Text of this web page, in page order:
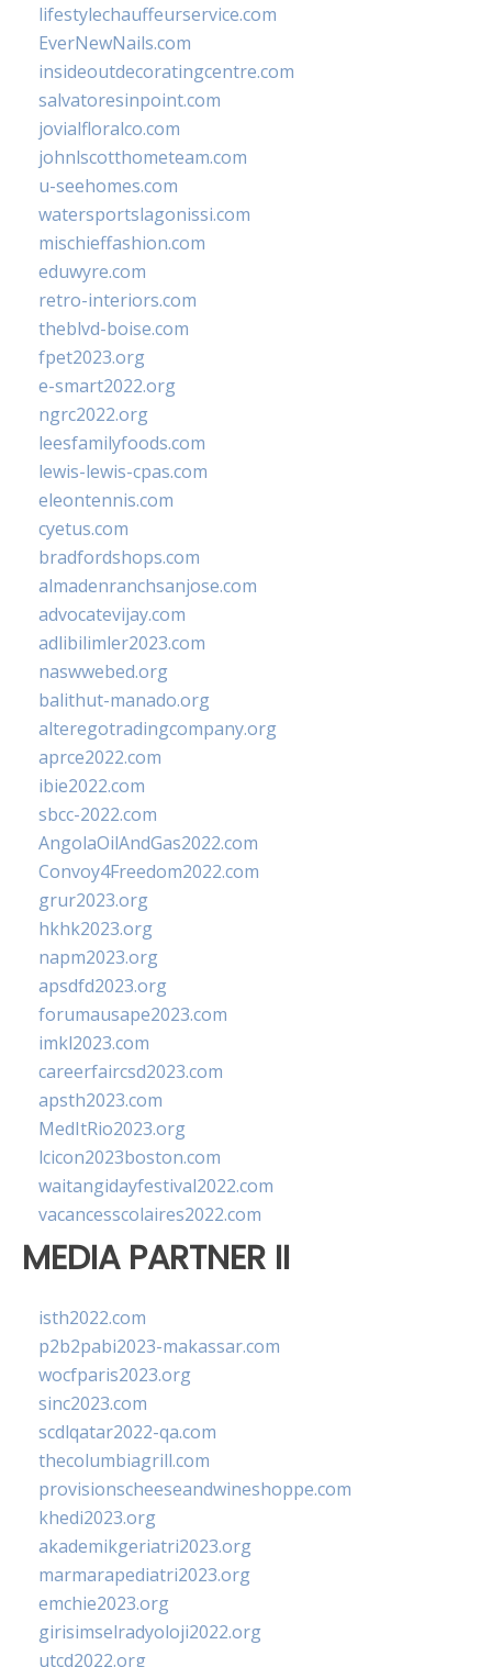
lifestylechauffeurservice.com
EverNewNails.com
insideoutdecoratingcentre.com
salvatoresinpoint.com
jovialfloralco.com
johnlscotthometeam.com
u-seehomes.com
watersportslagonissi.com
mischieffashion.com
eduwyre.com
retro-interiors.com
theblvd-boise.com
fpet2023.org
e-smart2022.org
ngrc2022.org
leesfamilyfoods.com
lewis-lewis-cpas.com
eleontennis.com
cyetus.com
bradfordshops.com
almadenranchsanjose.com
advocatevijay.com
adlibilimler2023.com
naswwebed.org
balithut-manado.org
alteregotradingcompany.org
aprce2022.com
ibie2022.com
sbcc-2022.com
AngolaOilAndGas2022.com
Convoy4Freedom2022.com
grur2023.org
hkhk2023.org
napm2023.org
apsdfd2023.org
forumausape2023.com
imkl2023.com
careerfaircsd2023.com
apsth2023.com
MedItRio2023.org
lcicon2023boston.com
waitangidayfestival2022.com
vacancesscolaires2022.com
MEDIA PARTNER II
isth2022.com
p2b2pabi2023-makassar.com
wocfparis2023.org
sinc2023.com
scdlqatar2022-qa.com
thecolumbiagrill.com
provisionscheeseandwineshoppe.com
khedi2023.org
akademikgeriatri2023.org
marmarapediatri2023.org
emchie2023.org
girisimselradyoloji2022.org
utcd2022.org